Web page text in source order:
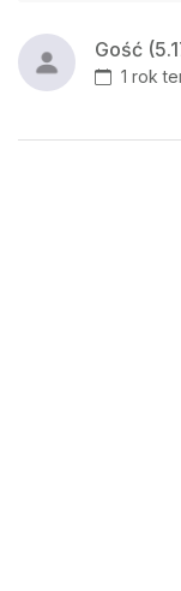
Gość
1 rok